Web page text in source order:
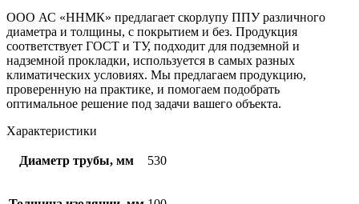
ООО АС «ННМК» предлагает скорлупу ППУ различного
диаметра и толщины, с покрытием и без. Продукция
соответствует ГОСТ и ТУ, подходит для подземной и
надземной прокладки, используется в самых разных
климатических условиях. Мы предлагаем продукцию,
проверенную на практике, и помогаем подобрать
оптимальное решение под задачи вашего объекта.
Характеристики
Диаметр трубы, мм 530